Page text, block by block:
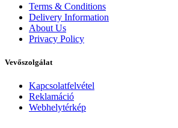
Terms & Conditions
Delivery Information
About Us
Privacy Policy
Vevőszolgálat
Kapcsolatfelvétel
Reklamáció
Webhelytérkép